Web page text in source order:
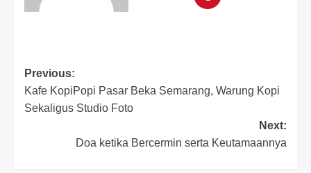
Previous:
Kafe KopiPopi Pasar Beka Semarang, Warung Kopi
Sekaligus Studio Foto
Next:
Doa ketika Bercermin serta Keutamaannya